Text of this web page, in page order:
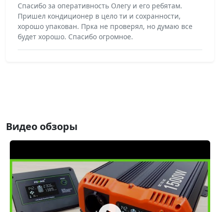
Спасибо за оперативность Олегу и его ребятам.
Пришел кондиционер в цело ти и сохранности,
хорошо упакован. Прка не проверял, но думаю все
будет хорошо. Спасибо огромное.
Видео обзоры